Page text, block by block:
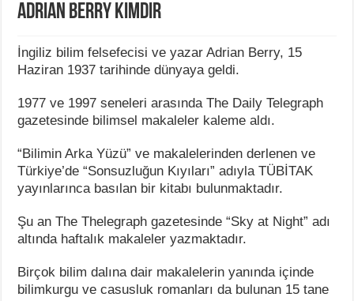
Adrian Berry Kimdir
İngiliz bilim felsefecisi ve yazar Adrian Berry, 15
Haziran 1937 tarihinde dünyaya geldi.
1977 ve 1997 seneleri arasında The Daily Telegraph
gazetesinde bilimsel makaleler kaleme aldı.
“Bilimin Arka Yüzü” ve makalelerinden derlenen ve
Türkiye’de “Sonsuzluğun Kıyıları” adıyla TÜBİTAK
yayınlarınca basılan bir kitabı bulunmaktadır.
Şu an The Thelegraph gazetesinde “Sky at Night” adı
altında haftalık makaleler yazmaktadır.
Birçok bilim dalına dair makalelerin yanında içinde
bilimkurgu ve casusluk romanları da bulunan 15 tane